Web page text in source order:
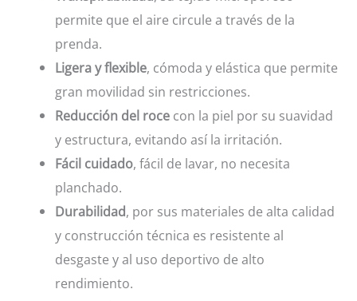
permite que el aire circule a través de la
prenda.
Ligera y flexible, cómoda y elástica que permite
gran movilidad sin restricciones.
Reducción del roce con la piel por su suavidad
y estructura, evitando así la irritación.
Fácil cuidado, fácil de lavar, no necesita
planchado.
Durabilidad, por sus materiales de alta calidad
y construcción técnica es resistente al
desgaste y al uso deportivo de alto
rendimiento.